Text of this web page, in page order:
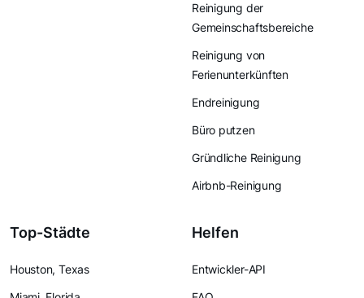
Reinigung der
Gemeinschaftsbereiche
Reinigung von
Ferienunterkünften
Endreinigung
Büro putzen
Gründliche Reinigung
Airbnb-Reinigung
Top-Städte
Houston, Texas
Helfen
Entwickler-API